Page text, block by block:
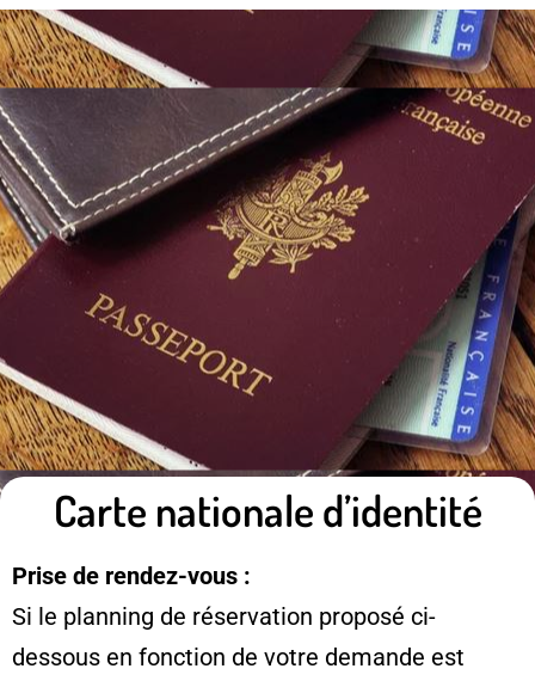
Carte nationale d’identité
Prise de rendez-vous :
Si le planning de réservation proposé ci-
dessous en fonction de votre demande est